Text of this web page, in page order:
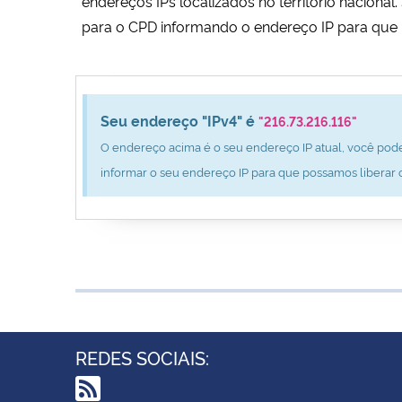
para o CPD informando o endereço IP para
Seu endereço "IPv4" é "216.73.216.116"
O endereço acima é o seu endereço IP atual, você
informar o seu endereço IP para que possamos liberar
REDES SOCIAIS: